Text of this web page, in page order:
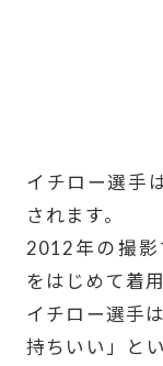
イチロー選手
されます。
2012年の撮影
をはじめて着
イチロー選手
持ちいい」と